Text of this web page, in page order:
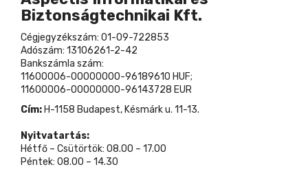
Biztonságtechnikai Kft.
Cégjegyzékszám: 01-09-722853
Adószám: 13106261-2-42
Bankszámla szám:
11600006-00000000-96189610 HUF;
11600006-00000000-96143728 EUR
Cím: H-1158 Budapest, Késmárk u. 11-13.
Nyitvatartás:
Hétfő – Csütörtök: 08.00 – 17.00
Péntek: 08.00 – 14.30